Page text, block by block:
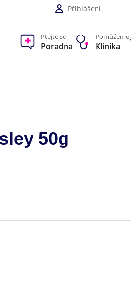
Přihlášení
Ptejte se
Poradna
Pomůžeme
Klinika
50g